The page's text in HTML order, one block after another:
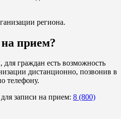
региона.
прием?
граждан есть возможность
дистанционно, позвонив в
телефону.
записи на прием: 8 (800)